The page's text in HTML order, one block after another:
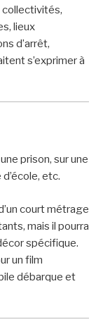
collectivités,
lieux
d’arrêt,
s’exprimer à
prison, sur une
etc.
court métrage
mais il pourra
spécifique.
un film
débarque et